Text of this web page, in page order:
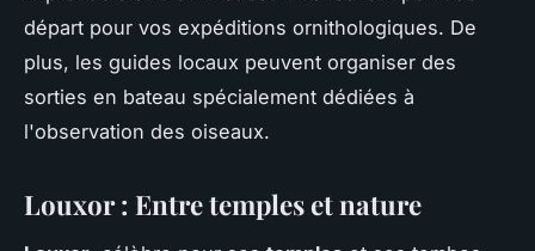
départ pour vos expéditions ornithologiques. De
plus, les guides locaux peuvent organiser des
sorties en bateau spécialement dédiées à
l'observation des oiseaux.
Louxor : Entre temples et nature